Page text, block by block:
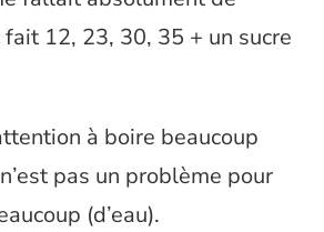
fait 12, 23, 30, 35 + un sucre
à boire beaucoup
pas un problème pour
(d’eau).